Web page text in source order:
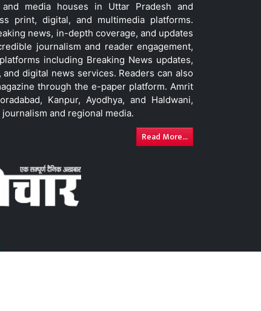
media houses in Uttar Pradesh and
print, digital, and multimedia platforms.
news, in-depth coverage, and updates
journalism and reader engagement,
including Breaking News updates,
digital news services. Readers can also
through the e-paper platform. Amrit
Kanpur, Ayodhya, and Haldwani,
and regional media.
Read More...